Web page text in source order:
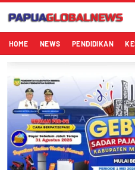
HOME NEWS PENDIDIKAN